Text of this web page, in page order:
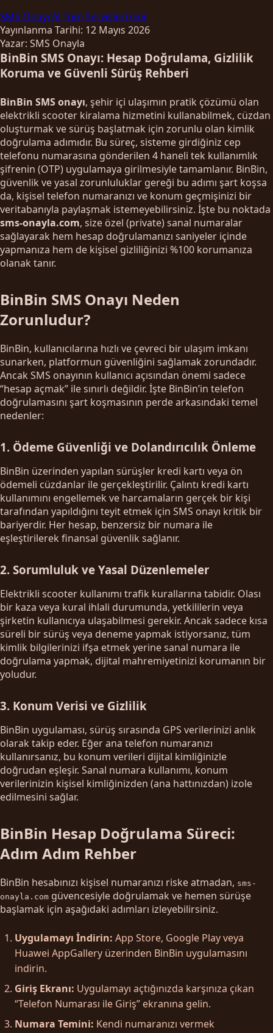
SMS Onayı Al Tüm Servisleri Gör
Yayınlanma Tarihi: 12 Mayıs 2026
Yazar: SMS Onayla
BinBin SMS Onayı: Hesap Doğrulama, Gizlilik
Koruma ve Güvenli Sürüş Rehberi
BinBin SMS onayı, şehir içi ulaşımın pratik çözümü olan
elektrikli scooter kiralama hizmetini kullanabilmek, cüzdan
oluşturmak ve sürüş başlatmak için zorunlu olan kimlik
doğrulama adımıdır. Bu süreç, sisteme girdiğiniz cep
telefonu numarasına gönderilen 4 haneli tek kullanımlık
şifrenin (OTP) uygulamaya girilmesiyle tamamlanır. BinBin,
güvenlik ve yasal zorunluluklar gereği bu adımı şart koşsa
da, kişisel telefon numaranızı ve konum geçmişinizi bir
veritabanıyla paylaşmak istemeyebilirsiniz. İşte bu noktada
sms-onayla.com, size özel (private) sanal numaralar
sağlayarak hem hesap doğrulamanızı saniyeler içinde
yapmanıza hem de kişisel gizliliğinizi %100 korumanıza
olanak tanır.
BinBin SMS Onayı Neden
Zorunludur?
BinBin, kullanıcılarına hızlı ve çevreci bir ulaşım imkanı
sunarken, platformun güvenliğini sağlamak zorundadır.
Ancak SMS onayının kullanıcı açısından önemi sadece
“hesap açmak” ile sınırlı değildir. İşte BinBin’in telefon
doğrulamasını şart koşmasının perde arkasındaki temel
nedenler:
1. Ödeme Güvenliği ve Dolandırıcılık Önleme
BinBin üzerinden yapılan sürüşler kredi kartı veya ön
ödemeli cüzdanlar ile gerçekleştirilir. Çalıntı kredi kartı
kullanımını engellemek ve harcamaların gerçek bir kişi
tarafından yapıldığını teyit etmek için SMS onayı kritik bir
bariyerdir. Her hesap, benzersiz bir numara ile
eşleştirilerek finansal güvenlik sağlanır.
2. Sorumluluk ve Yasal Düzenlemeler
Elektrikli scooter kullanımı trafik kurallarına tabidir. Olası
bir kaza veya kural ihlali durumunda, yetkililerin veya
şirketin kullanıcıya ulaşabilmesi gerekir. Ancak sadece kısa
süreli bir sürüş veya deneme yapmak istiyorsanız, tüm
kimlik bilgilerinizi ifşa etmek yerine sanal numara ile
doğrulama yapmak, dijital mahremiyetinizi korumanın bir
yoludur.
3. Konum Verisi ve Gizlilik
BinBin uygulaması, sürüş sırasında GPS verilerinizi anlık
olarak takip eder. Eğer ana telefon numaranızı
kullanırsanız, bu konum verileri dijital kimliğinizle
doğrudan eşleşir. Sanal numara kullanımı, konum
verilerinizin kişisel kimliğinizden (ana hattınızdan) izole
edilmesini sağlar.
BinBin Hesap Doğrulama Süreci:
Adım Adım Rehber
BinBin hesabınızı kişisel numaranızı riske atmadan, sms-
onayla.com güvencesiyle doğrulamak ve hemen sürüşe
başlamak için aşağıdaki adımları izleyebilirsiniz.
Uygulamayı İndirin: App Store, Google Play veya
Huawei AppGallery üzerinden BinBin uygulamasını
indirin.
Giriş Ekranı: Uygulamayı açtığınızda karşınıza çıkan
“Telefon Numarası ile Giriş” ekranına gelin.
Numara Temini: Kendi numaranızı vermek